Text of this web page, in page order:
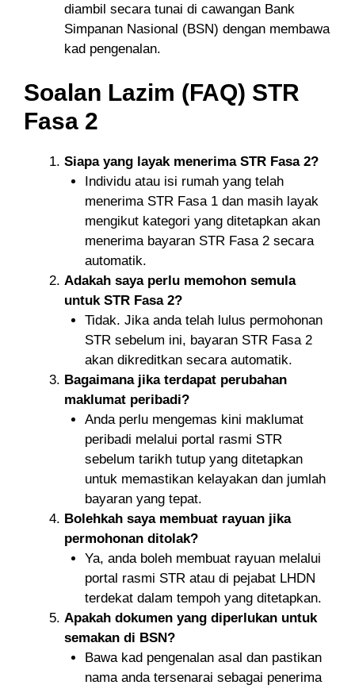
diambil secara tunai di cawangan Bank
Simpanan Nasional (BSN) dengan membawa
kad pengenalan.
Soalan Lazim (FAQ) STR
Fasa 2
Siapa yang layak menerima STR Fasa 2?
Individu atau isi rumah yang telah
menerima STR Fasa 1 dan masih layak
mengikut kategori yang ditetapkan akan
menerima bayaran STR Fasa 2 secara
automatik.
Adakah saya perlu memohon semula
untuk STR Fasa 2?
Tidak. Jika anda telah lulus permohonan
STR sebelum ini, bayaran STR Fasa 2
akan dikreditkan secara automatik.
Bagaimana jika terdapat perubahan
maklumat peribadi?
Anda perlu mengemas kini maklumat
peribadi melalui portal rasmi STR
sebelum tarikh tutup yang ditetapkan
untuk memastikan kelayakan dan jumlah
bayaran yang tepat.
Bolehkah saya membuat rayuan jika
permohonan ditolak?
Ya, anda boleh membuat rayuan melalui
portal rasmi STR atau di pejabat LHDN
terdekat dalam tempoh yang ditetapkan.
Apakah dokumen yang diperlukan untuk
semakan di BSN?
Bawa kad pengenalan asal dan pastikan
nama anda tersenarai sebagai penerima